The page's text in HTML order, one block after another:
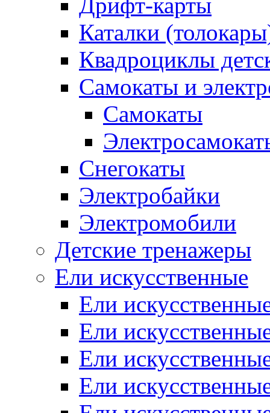
Каталки
Квадроциклы
Самокаты и
Самокаты
Снегокаты
Электробайки
Электромобили
Детские тренажеры
Ели искусственные
Ели
Ели
Ели
Ели